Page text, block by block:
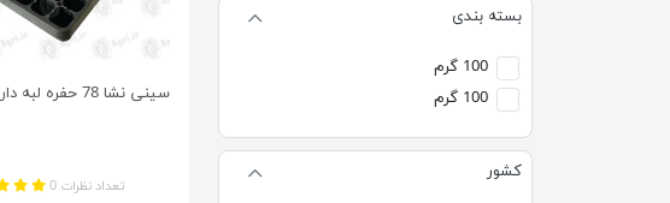
بسته بندی
100 گرم
100 گرم
کشور
سینی نشا 78 حفره لبه دار
تعداد نظرات 0